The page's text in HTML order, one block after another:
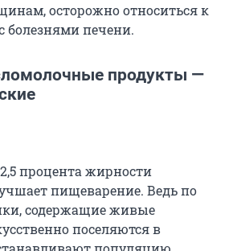
осторожно относиться к
болезнями печени.
продукты —
процента жирности
пищеварение. Ведь по
содержащие живые
поселяются в